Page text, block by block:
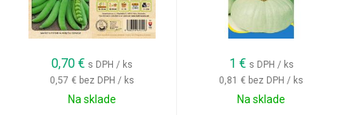
0,70 € s DPH / ks
0,57 € bez DPH / ks
Na sklade
1 € s DPH / ks
0,81 € bez DPH / ks
Na sklade